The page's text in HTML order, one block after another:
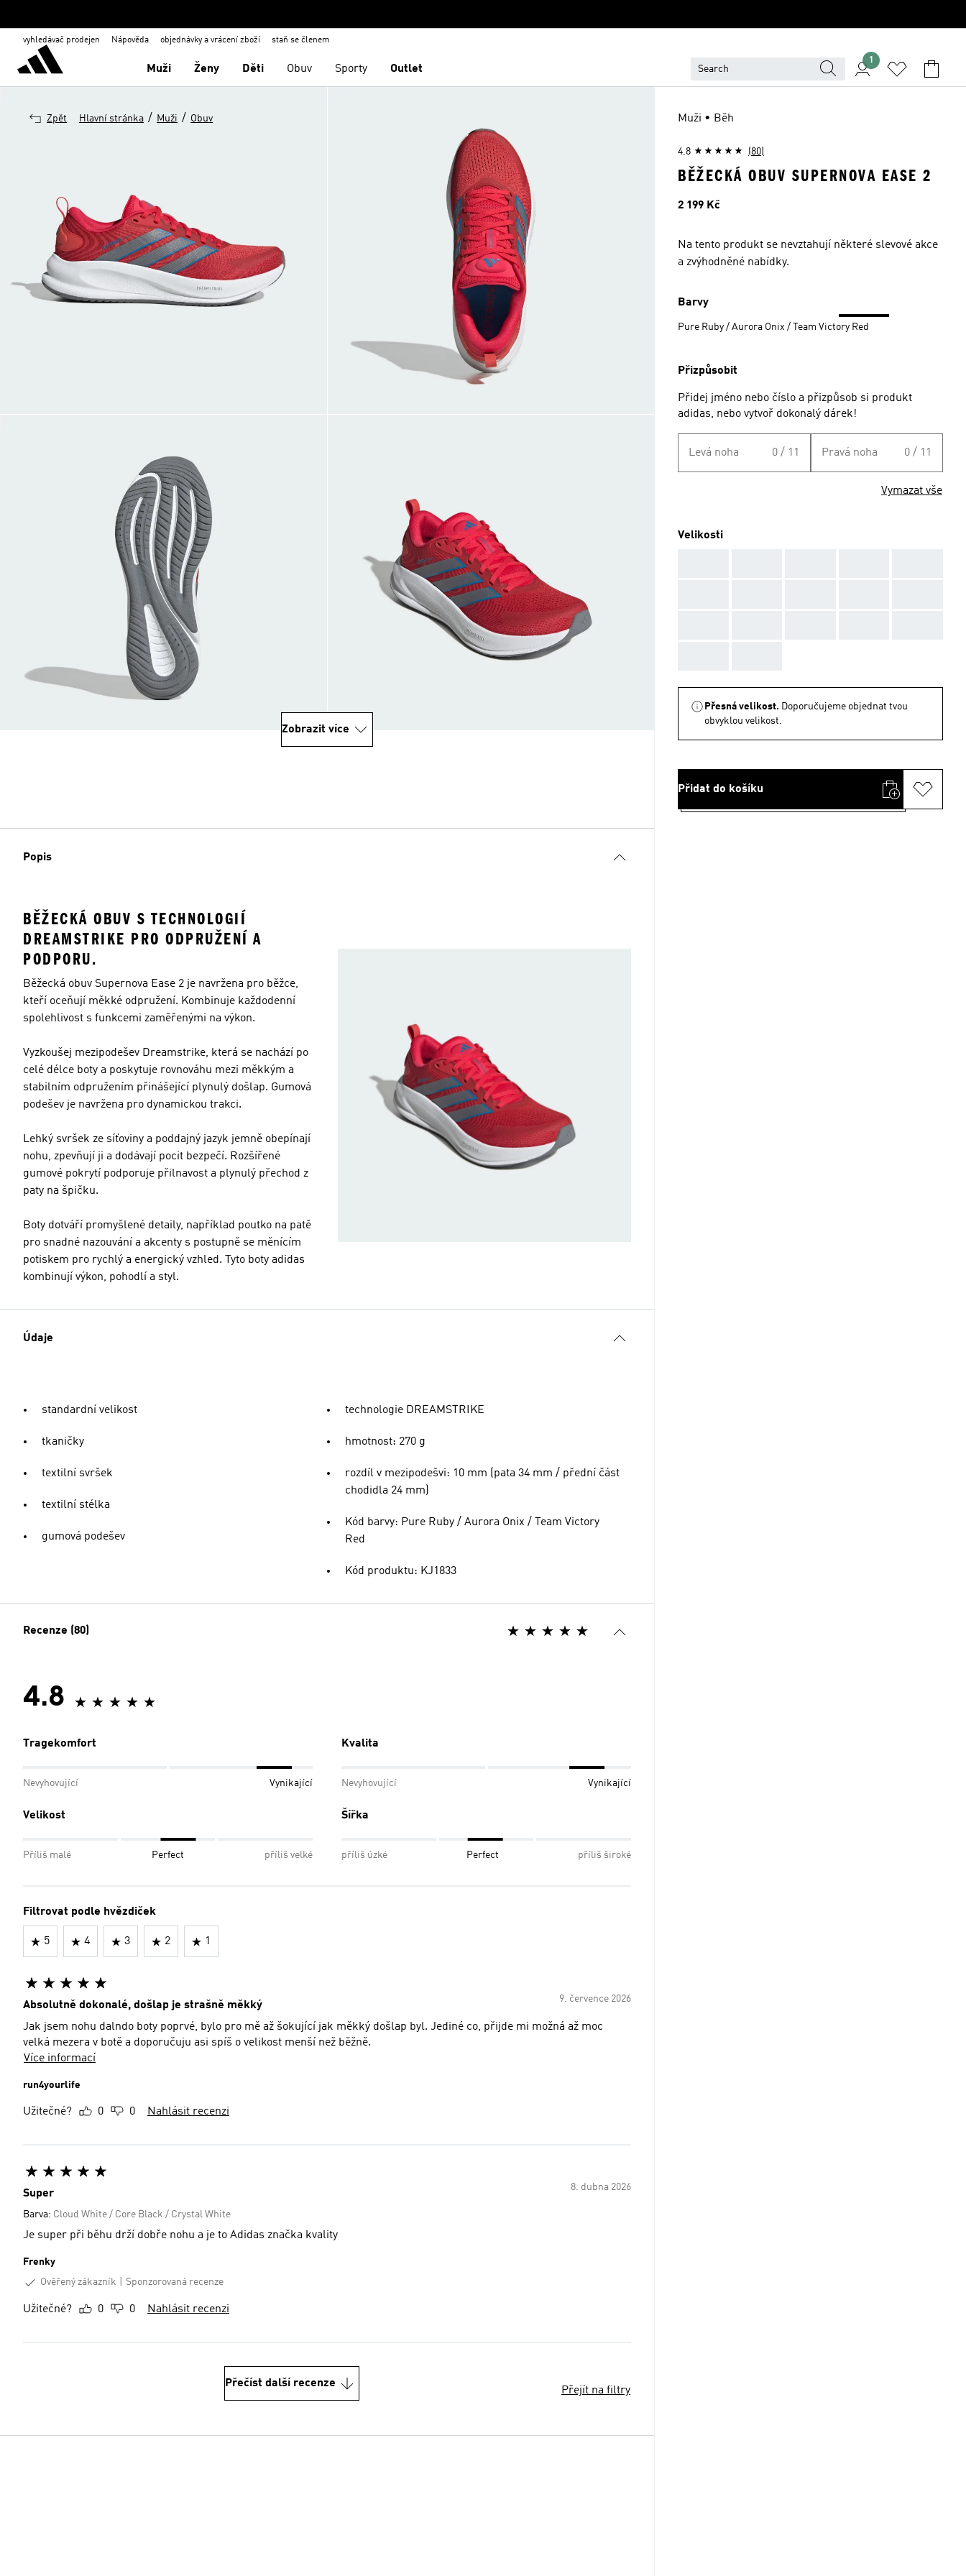
vyhledávač prodejen Nápověda objednávky a vrácení zboží staň se členem
Muži Ženy Děti Obuv Sporty Outlet
1
Zpět Hlavní stránka / Muži / Obuv
Zobrazit více
Popis
BĚŽECKÁ OBUV S TECHNOLOGIÍ
DREAMSTRIKE PRO ODPRUŽENÍ A
PODPORU.
Běžecká obuv Supernova Ease 2 je navržena pro běžce,
kteří oceňují měkké odpružení. Kombinuje každodenní
spolehlivost s funkcemi zaměřenými na výkon.
Vyzkoušej mezipodešev Dreamstrike, která se nachází po
celé délce boty a poskytuje rovnováhu mezi měkkým a
stabilním odpružením přinášející plynulý došlap. Gumová
podešev je navržena pro dynamickou trakci.
Lehký svršek ze síťoviny a poddajný jazyk jemně obepínají
nohu, zpevňují ji a dodávají pocit bezpečí. Rozšířené
gumové pokrytí podporuje přilnavost a plynulý přechod z
paty na špičku.
Boty dotváří promyšlené detaily, například poutko na patě
pro snadné nazouvání a akcenty s postupně se měnícím
potiskem pro rychlý a energický vzhled. Tyto boty adidas
kombinují výkon, pohodlí a styl.
Údaje
standardní velikost
tkaničky
textilní svršek
textilní stélka
gumová podešev
technologie DREAMSTRIKE
hmotnost: 270 g
rozdíl v mezipodešvi: 10 mm (pata 34 mm / přední část
chodidla 24 mm)
Kód barvy: Pure Ruby / Aurora Onix / Team Victory
Red
Kód produktu: KJ1833
Recenze (80)
4.8
Tragekomfort
Nevyhovující Vynikající
Kvalita
Nevyhovující Vynikající
Velikost
Příliš malé Perfect příliš velké
Šířka
příliš úzké Perfect příliš široké
Filtrovat podle hvězdiček
5 4 3 2 1
9. července 2026
Absolutně dokonalé, došlap je strašně měkký
Jak jsem nohu dalndo boty poprvé, bylo pro mě až šokující jak měkký došlap byl. Jediné co, přijde mi možná až moc
velká mezera v botě a doporučuju asi spíš o velikost menší než běžně.
Více informací
run4yourlife
Užitečné? 0 0 Nahlásit recenzi
8. dubna 2026
Super
Barva: Cloud White / Core Black / Crystal White
Je super při běhu drží dobře nohu a je to Adidas značka kvality
Frenky
Ověřený zákazník
Sponzorovaná recenze
Užitečné? 0 0 Nahlásit recenzi
Přečíst další recenze
Přejít na filtry
Muži • Běh
4.8 (80)
BĚŽECKÁ OBUV SUPERNOVA EASE 2
Cena
2 199 Kč
Na tento produkt se nevztahují některé slevové akce
a zvýhodněné nabídky.
Barvy
Pure Ruby / Aurora Onix / Team Victory Red
Přizpůsobit
Přidej jméno nebo číslo a přizpůsob si produkt
adidas, nebo vytvoř dokonalý dárek!
Levá noha 0 / 11 Pravá noha 0 / 11
Vymazat vše
Velikosti
Přesná velikost. Doporučujeme objednat tvou
obvyklou velikost.
Přidat do košíku